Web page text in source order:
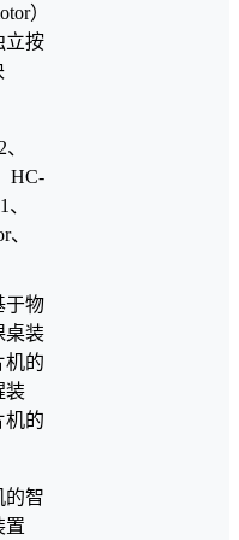
）
立按
HC-
于物
桌装
机的
装
机的